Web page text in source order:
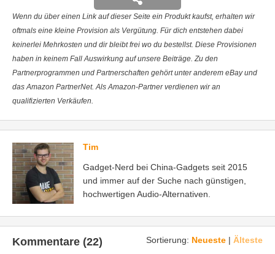
Wenn du über einen Link auf dieser Seite ein Produkt kaufst, erhalten wir
oftmals eine kleine Provision als Vergütung. Für dich entstehen dabei
keinerlei Mehrkosten und dir bleibt frei wo du bestellst. Diese Provisionen
haben in keinem Fall Auswirkung auf unsere Beiträge. Zu den
Partnerprogrammen und Partnerschaften gehört unter anderem eBay und
das Amazon PartnerNet. Als Amazon-Partner verdienen wir an
qualifizierten Verkäufen.
Tim
Gadget-Nerd bei China-Gadgets seit 2015
und immer auf der Suche nach günstigen,
hochwertigen Audio-Alternativen.
Sortierung: Neueste | Älteste
Kommentare (22)